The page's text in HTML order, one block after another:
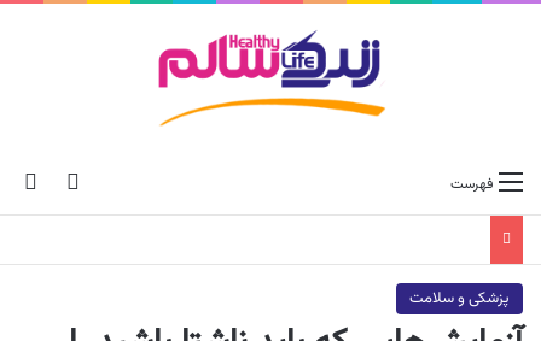
skin فهرست
پزشکی و سلامت